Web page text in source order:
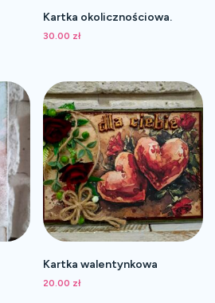
Kartka okolicznościowa.
30.00 zł
Kartka walentynkowa
20.00 zł